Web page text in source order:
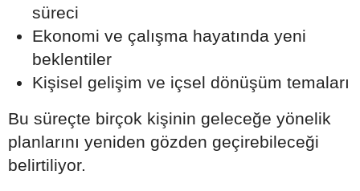
süreci
Ekonomi ve çalışma hayatında yeni
beklentiler
Kişisel gelişim ve içsel dönüşüm temaları
Bu süreçte birçok kişinin geleceğe yönelik
planlarını yeniden gözden geçirebileceği
belirtiliyor.